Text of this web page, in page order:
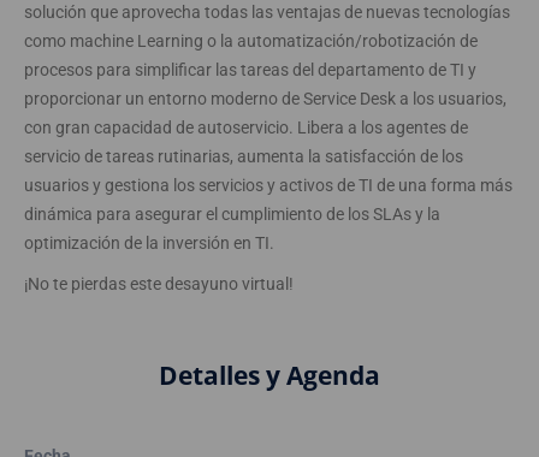
solución que aprovecha todas las ventajas de nuevas tecnologías
como machine Learning o la automatización/robotización de
procesos para simplificar las tareas del departamento de TI y
proporcionar un entorno moderno de Service Desk a los usuarios,
con gran capacidad de autoservicio. Libera a los agentes de
servicio de tareas rutinarias, aumenta la satisfacción de los
usuarios y gestiona los servicios y activos de TI de una forma más
dinámica para asegurar el cumplimiento de los SLAs y la
optimización de la inversión en TI.
¡No te pierdas este desayuno virtual!
Detalles y Agenda